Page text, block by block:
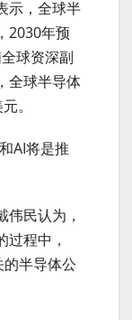
示，全球半
2030年预
球资深副
全球半导体
。
AI将是推
民认为，
程中，
半导体公